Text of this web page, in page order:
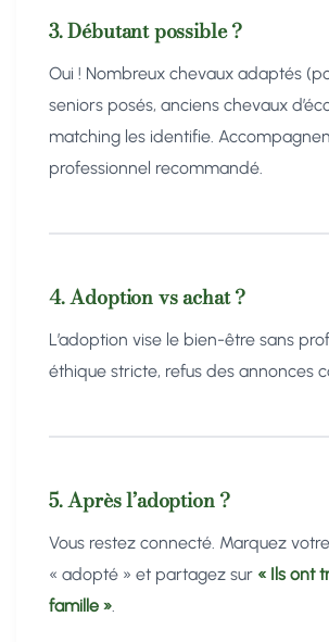
3. Débutant possible ?
Oui ! Nombreux chevaux adaptés
seniors posés, anciens chevaux
matching les identifie.
professionnel recommandé.
4. Adoption vs achat ?
L’adoption vise le bien-être sans
éthique stricte, refus des annonces
5. Après l’adoption ?
Vous restez connecté. Marquez
« adopté » et partagez sur « Ils ont
famille ».